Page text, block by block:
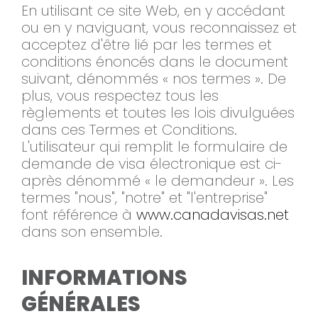
En utilisant ce site Web, en y accédant
ou en y naviguant, vous reconnaissez et
acceptez d'être lié par les termes et
conditions énoncés dans le document
suivant, dénommés « nos termes ». De
plus, vous respectez tous les
règlements et toutes les lois divulguées
dans ces Termes et Conditions.
L'utilisateur qui remplit le formulaire de
demande de visa électronique est ci-
après dénommé « le demandeur ». Les
termes "nous", "notre" et "l'entreprise"
font référence à www.canadavisas.net
dans son ensemble.
INFORMATIONS
GÉNÉRALES